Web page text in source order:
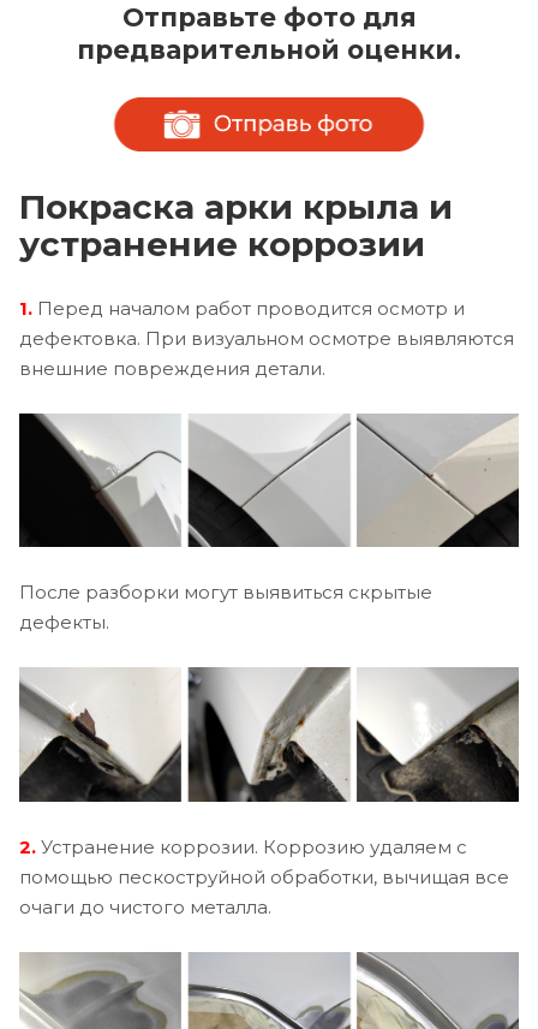
Отправьте фото для
предварительной оценки.
Покраска арки крыла и
устранение коррозии
1. Перед началом работ проводится осмотр и
дефектовка. При визуальном осмотре выявляются
внешние повреждения детали.
После разборки могут выявиться скрытые
дефекты.
2. Устранение коррозии. Коррозию удаляем с
помощью пескоструйной обработки, вычищая все
очаги до чистого металла.